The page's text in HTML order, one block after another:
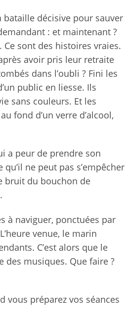
décisive pour sauver
: et maintenant ?
Ce sont des histoires vraies.
avoir pris leur retraite
dans l’oubli ? Fini les
public en liesse. Ils
sans couleurs. Et les
fond d’un verre d’alcool,
a peur de prendre son
ne peut pas s’empêcher
bruit du bouchon de
à naviguer, ponctuées par
venue, le marin
C’est alors que le
des musiques. Que faire ?
vous préparez vos séances